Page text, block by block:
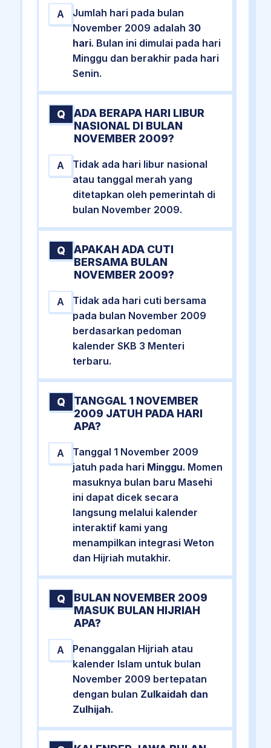
A
Jumlah hari pada bulan
November 2009 adalah 30
hari. Bulan ini dimulai pada hari
Minggu dan berakhir pada hari
Senin.
Q
ADA BERAPA HARI LIBUR
NASIONAL DI BULAN
NOVEMBER 2009?
A
Tidak ada hari libur nasional
atau tanggal merah yang
ditetapkan oleh pemerintah di
bulan November 2009.
Q
APAKAH ADA CUTI
BERSAMA BULAN
NOVEMBER 2009?
A
Tidak ada hari cuti bersama
pada bulan November 2009
berdasarkan pedoman
kalender SKB 3 Menteri
terbaru.
Q
TANGGAL 1 NOVEMBER
2009 JATUH PADA HARI
APA?
A
Tanggal 1 November 2009
jatuh pada hari Minggu. Momen
masuknya bulan baru Masehi
ini dapat dicek secara
langsung melalui kalender
interaktif kami yang
menampilkan integrasi Weton
dan Hijriah mutakhir.
Q
BULAN NOVEMBER 2009
MASUK BULAN HIJRIAH
APA?
A
Penanggalan Hijriah atau
kalender Islam untuk bulan
November 2009 bertepatan
dengan bulan Zulkaidah dan
Zulhijah.